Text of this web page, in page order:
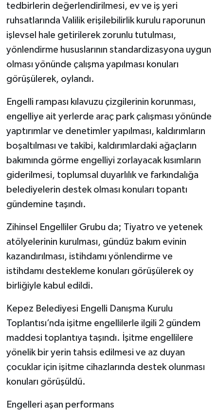
tedbirlerin değerlendirilmesi, ev ve iş yeri
ruhsatlarında Valilik erişilebilirlik kurulu raporunun
işlevsel hale getirilerek zorunlu tutulması,
yönlendirme hususlarının standardizasyona uygun
olması yönünde çalışma yapılması konuları
görüşülerek, oylandı.
Engelli rampası kılavuzu çizgilerinin korunması,
engelliye ait yerlerde araç park çalışması yönünde
yaptırımlar ve denetimler yapılması, kaldırımların
boşaltılması ve takibi, kaldırımlardaki ağaçların
bakımında görme engelliyi zorlayacak kısımların
giderilmesi, toplumsal duyarlılık ve farkındalığa
belediyelerin destek olması konuları topantı
gündemine taşındı.
Zihinsel Engelliler Grubu da; Tiyatro ve yetenek
atölyelerinin kurulması, gündüz bakım evinin
kazandırılması, istihdamı yönlendirme ve
istihdamı destekleme konuları görüşülerek oy
birliğiyle kabul edildi.
Kepez Belediyesi Engelli Danışma Kurulu
Toplantısı’nda işitme engellilerle ilgili 2 gündem
maddesi toplantıya taşındı. İşitme engellilere
yönelik bir yerin tahsis edilmesi ve az duyan
çocuklar için işitme cihazlarında destek olunması
konuları görüşüldü.
Engelleri aşan performans